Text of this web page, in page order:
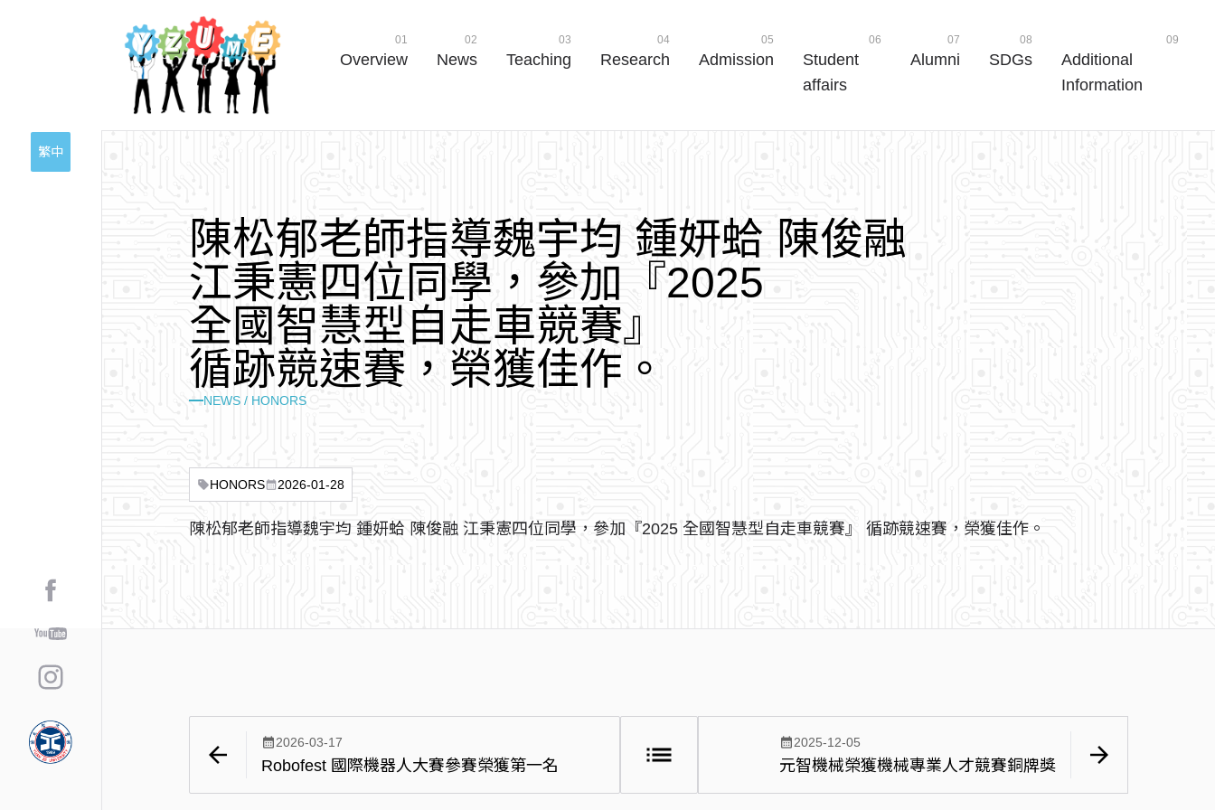
01
Overview
02
News
03
Teaching
04
Research
05
Admission
06
Student
affairs
07
Alumni
08
SDGs
09
Additional
Information
NEWS / HONORS
陳松郁老師指導魏宇均 鍾妍蛤 陳俊融
江秉憲四位同學 ， 參加 『2025
全國智慧型自走車競賽』
循跡競速賽 ， 榮獲佳作 。
sellHONORScalendar_month 2026-01-28
陳松郁老師指導魏宇均 鍾妍蛤 陳俊融 江秉憲四位同學，參加『2025 全國智慧型自走車競賽』 循跡競速賽，榮獲佳作。
arrow_back calendar_month2026-03-17
Robofest 國際機器人大賽參賽榮獲第一名 list arrow_forward
calendar_month2025-12-05
元智機械榮獲機械專業人才競賽銅牌獎
繁中